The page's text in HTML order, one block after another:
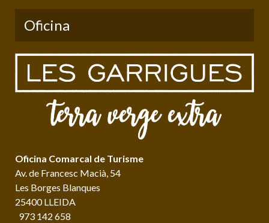
Oficina
Oficina Comarcal de Turisme
Av. de Francesc Macià, 54
Les Borges Blanques
25400 LLEIDA
973 142 658